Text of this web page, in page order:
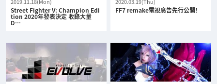
Street Fighter V: Champion Edi
tion 2020年發表決定 收錄大量
D…
FF7 remake電視廣告先行公開！